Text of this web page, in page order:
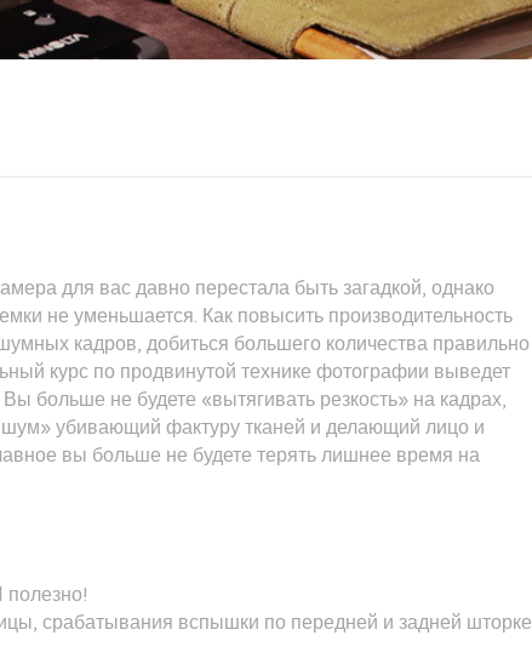
для вас давно перестала быть загадкой, однако
не уменьшается. Как повысить производительность
кадров, добиться большего количества правильно
курс по продвинутой технике фотографии выведет
больше не будете «вытягивать резкость» на кадрах,
убивающий фактуру тканей и делающий лицо и
вы больше не будете терять лишнее время на
срабатывания вспышки по передней и задней шторке